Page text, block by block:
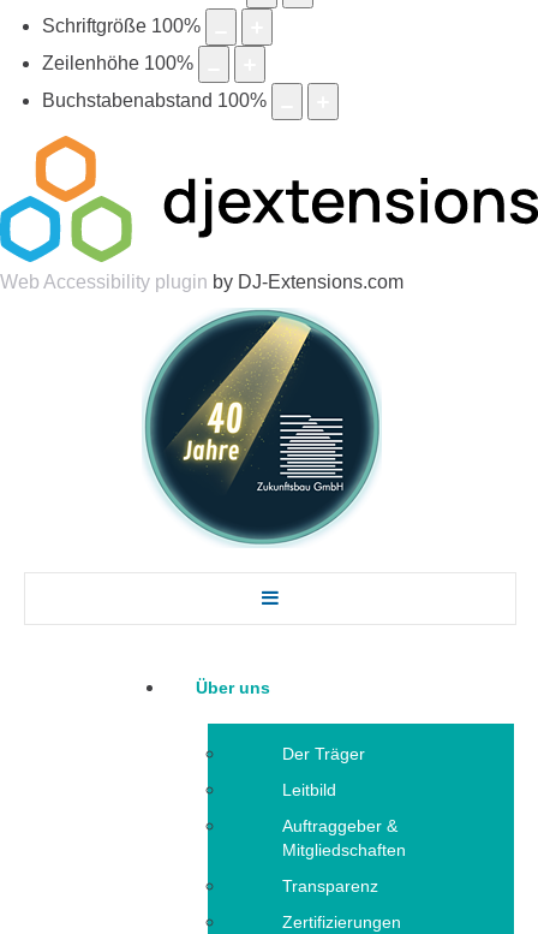
Schriftgröße 100%
Zeilenhöhe 100%
Buchstabenabstand 100%
Web Accessibility plugin by DJ-Extensions.com
Über uns
Der Träger
Leitbild
Auftraggeber &
Mitgliedschaften
Transparenz
Zertifizierungen